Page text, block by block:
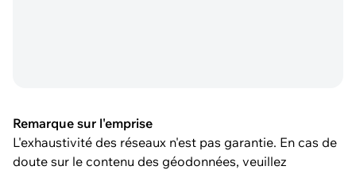
Remarque sur l'emprise
L'exhaustivité des réseaux n'est pas garantie. En cas de
doute sur le contenu des géodonnées, veuillez